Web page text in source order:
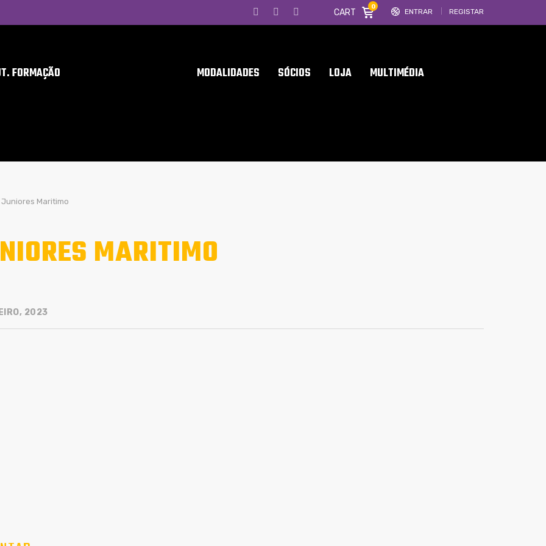
ENTRAR REGISTAR
CART
0
FORMAÇÃO MODALIDADES SÓCIOS LOJA MULTIMÉDIA
Juniores Maritimo
MARITIMO
2023